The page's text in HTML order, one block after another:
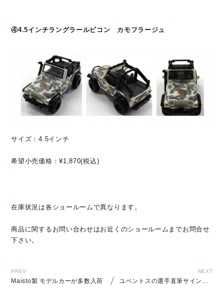
④4.5インチラングラールビコン カモフラージュ
サイズ：4.5インチ
希望小売価格：¥1,870(税込)
在庫状況は各ショールームで異なります。
商品に関するお問い合わせはお近くのショールームまでお問合せ
下さい。
Maisto製 モデルカーが多数入荷 ユベントスの選手直筆サイン入りユニフォームをプレゼント